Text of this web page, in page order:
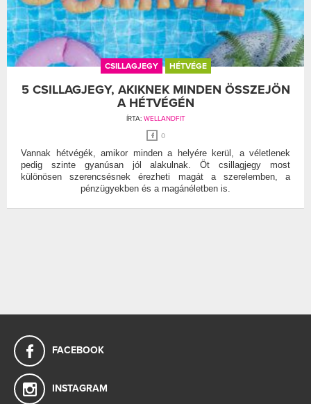
CSILLAGJEGY HÉTVÉGE
5 CSILLAGJEGY, AKIKNEK MINDEN ÖSSZEJÖN
A HÉTVÉGÉN
ÍRTA: WELLANDFIT
0
Vannak hétvégék, amikor minden a helyére kerül, a véletlenek
pedig szinte gyanúsan jól alakulnak. Öt csillagjegy most
különösen szerencsésnek érezheti magát a szerelemben, a
pénzügyekben és a magánéletben is.
FACEBOOK
INSTAGRAM